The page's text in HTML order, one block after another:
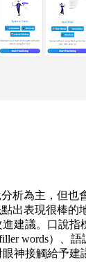
析為主，但也
出表現很棒的
建議。口說指
words）、語
神接觸給予建